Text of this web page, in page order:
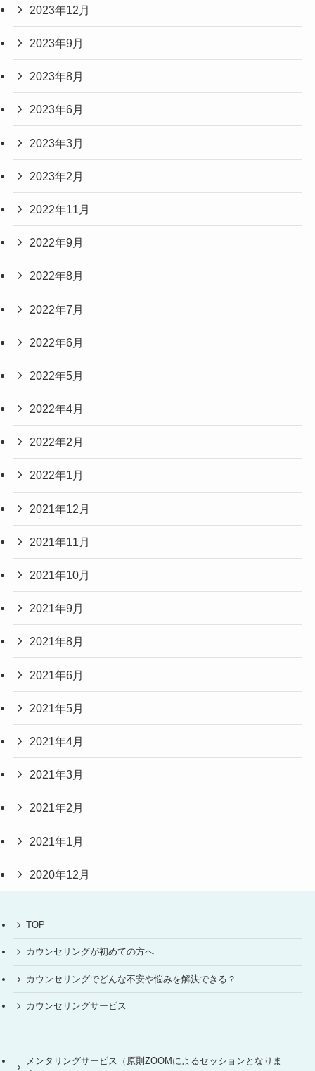
2023年12月
2023年9月
2023年8月
2023年6月
2023年3月
2023年2月
2022年11月
2022年9月
2022年8月
2022年7月
2022年6月
2022年5月
2022年4月
2022年2月
2022年1月
2021年12月
2021年11月
2021年10月
2021年9月
2021年8月
2021年6月
2021年5月
2021年4月
2021年3月
2021年2月
2021年1月
2020年12月
TOP
カウンセリングが初めての方へ
カウンセリングでどんな不安や悩みを解決できる？
カウンセリングサービス
メンタリングサービス（原則ZOOMによるセッションとなりま